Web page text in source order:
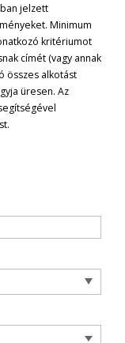
jelzett
Minimum
kritériumot
címét (vagy annak
összes alkotást
üresen. Az